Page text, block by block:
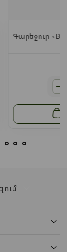
Գարեջուր